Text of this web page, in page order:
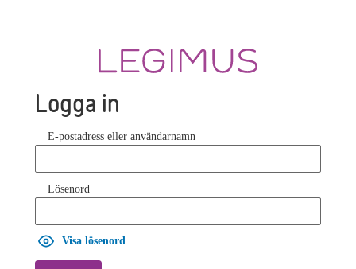
Logga in
E-postadress eller användarnamn
Lösenord
Visa lösenord